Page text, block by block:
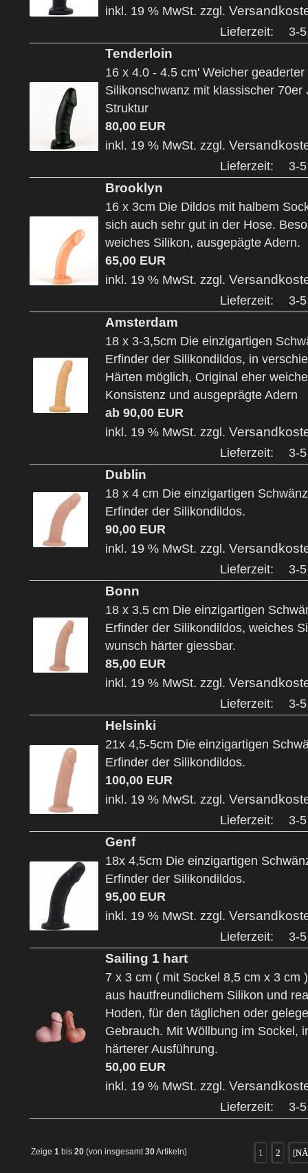
inkl. 19 % MwSt. zzgl.
Lieferzeit: 3-
Tenderloin
16 x 4.0 - 4.5 cm' Weicher geaderter
Silikonschwanz mit klassischer 70er
Struktur
80,00 EUR
inkl. 19 % MwSt. zzgl.
Lieferzeit: 3-
Brooklyn
16 x 3cm Die Dildos mit halbem
sich auch sehr gut in der Hose.
weiches Silikon, ausgepägte Adern.
65,00 EUR
inkl. 19 % MwSt. zzgl.
Lieferzeit: 3-
Amsterdam
18 x 3-3,5cm Die einzigartigen
Erfinder der Silikondildos, in
Härten möglich, Original eher weiche
Konsistenz und ausgeprägte Adern
ab 90,00 EUR
inkl. 19 % MwSt. zzgl.
Lieferzeit: 3-
Dublin
18 x 4 cm Die einzigartigen
Erfinder der Silikondildos.
90,00 EUR
inkl. 19 % MwSt. zzgl.
Lieferzeit: 3-
Bonn
18 x 3.5 cm Die einzigartigen
Erfinder der Silikondildos, weiches
wunsch härter giessbar.
85,00 EUR
inkl. 19 % MwSt. zzgl.
Lieferzeit: 3-
Helsinki
21x 4,5-5cm Die einzigartigen
Erfinder der Silikondildos.
100,00 EUR
inkl. 19 % MwSt. zzgl.
Lieferzeit: 3-
Genf
18x 4,5cm Die einzigartigen
Erfinder der Silikondildos.
95,00 EUR
inkl. 19 % MwSt. zzgl.
Lieferzeit: 3-
Sailing 1 hart
7 x 3 cm ( mit Sockel 8,5 cm x 3 cm
aus hautfreundlichem Silikon und
Hoden, für den täglichen oder
Gebrauch. Mit Wöllbung im Sockel,
härterer Ausführung.
50,00 EUR
inkl. 19 % MwSt. zzgl.
Lieferzeit: 3-
Zeige 1 bis 20 (von insgesamt30Artikeln) 1 2